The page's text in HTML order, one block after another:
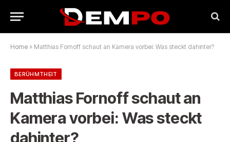
Home » Matthias Fornoff schaut an Kamera vorbei: Was steckt dahinter?
BERÜHMTHEIT
Matthias Fornoff schaut an
Kamera vorbei: Was steckt
dahinter?